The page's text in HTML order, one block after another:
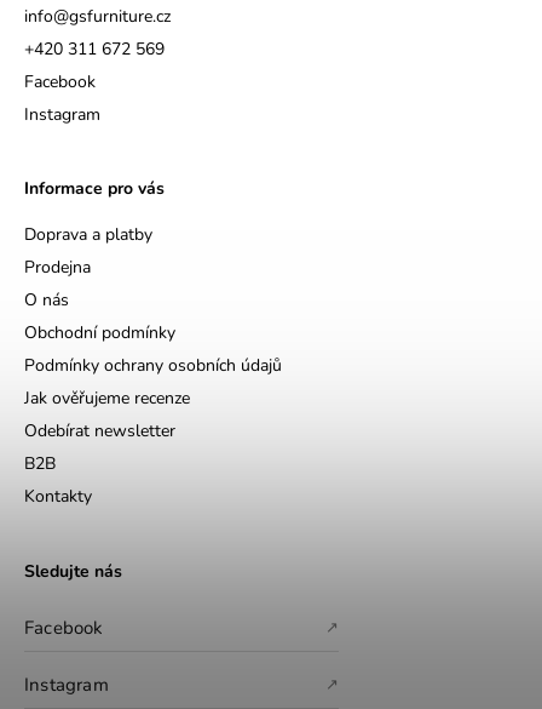
info@gsfurniture.cz
+420 311 672 569
Facebook
Instagram
Informace pro vás
Doprava a platby
Prodejna
O nás
Obchodní podmínky
Podmínky ochrany osobních údajů
Jak ověřujeme recenze
Odebírat newsletter
B2B
Kontakty
Sledujte nás
Facebook ↗
Instagram ↗